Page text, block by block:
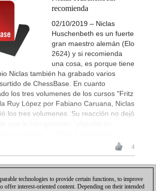
recomienda
02/10/2019 – Niclas
Huschenbeth es un fuerte
gran maestro alemán (Elo
2624) y si recomienda
una cosa, es porque tiene
Niclas también ha grabado varios
de ChessBase. En cuanto
los tres volumenes de los cursos "Fritz
Ruy López por Fabiano Caruana, Niclas
los tres volumenes. Su reacción no dejó
4
technologies to provide certain functions, to improve
offer interest-oriented content. Depending on their intended